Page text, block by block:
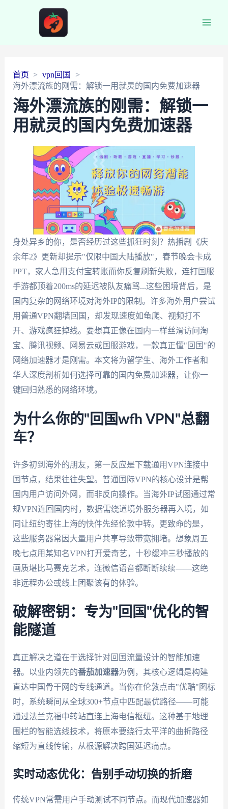
首页
vpn回国
海外漂流族的刚需：解锁一用就灵的国内免费加速器
海外漂流族的刚需：解锁一
用就灵的国内免费加速器
身处异乡的你，是否经历过这些抓狂时刻？热播剧《庆
余年2》更新却提示"仅限中国大陆播放"，春节晚会卡成
PPT，家人急用支付宝转账而你反复刷新失败，连打国服
手游都顶着200ms的延迟被队友痛骂...这些困境背后，是
国内复杂的网络环境对海外IP的限制。许多海外用户尝试
用普通VPN翻墙回国，却发现速度如龟爬、视频打不
开、游戏疯狂掉线。要想真正像在国内一样丝滑访问淘
宝、腾讯视频、网易云或国服游戏，一款真正懂"回国"的
网络加速器才是刚需。本文将为留学生、海外工作者和
华人深度剖析如何选择可靠的国内免费加速器，让你一
键回归熟悉的网络环境。
为什么你的"回国wfh VPN"总翻
车？
许多初到海外的朋友，第一反应是下载通用VPN连接中
国节点，结果往往失望。普通国际VPN的核心设计是帮
国内用户访问外网，而非反向操作。当海外IP试图通过常
规VPN连回国内时，数据需绕道境外服务器再入境，如
同让纽约寄往上海的快件先经伦敦中转。更致命的是，
这些服务器常因大量用户共享导致带宽拥堵。想象周五
晚七点用某知名VPN打开爱奇艺，十秒缓冲三秒播放的
画质堪比马赛克艺术，连微信语音都断断续续——这绝
非远程办公或线上团聚该有的体验。
破解密钥：专为"回国"优化的智
能隧道
真正解决之道在于选择针对回国流量设计的智能加速
器。以业内领先的番茄加速器为例，其核心逻辑是构建
直达中国骨干网的专线通道。当你在伦敦点击"优酷"图标
时，系统瞬间从全球300+节点中匹配最优路径——可能
通过法兰克福中转站直连上海电信枢纽。这种基于地理
围栏的智能选线技术，将原本要绕行太平洋的曲折路径
缩短为直线传输，从根源解决跨国延迟痛点。
实时动态优化：告别手动切换的折磨
传统VPN常需用户手动测试不同节点。而现代加速器如